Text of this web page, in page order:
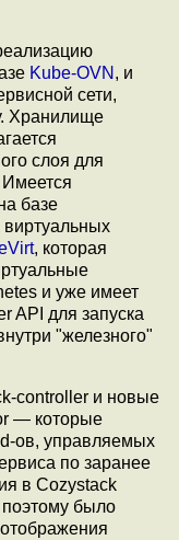
Kube-OVN , и
сети,
Хранилище
слоя для
базе
виртуальных
, которая
и уже имеет
API для запуска
"железного"
controller и новые
— которые
ов, управляемых
по заранее
в Cozystack
было